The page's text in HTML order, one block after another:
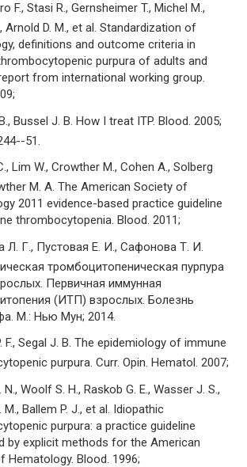
F., Stasi R., Gernsheimer T., Michel M.,
Arnold D. M., et al. Standardization of
definitions and outcome criteria in
purpura of adults and
from international working group.
Bussel J. B. How I treat ITP. Blood. 2005;
51.
Lim W., Crowther M., Cohen A., Solberg
M. A. The American Society of
2011 evidence-based practice guideline
thrombocytopenia. Blood. 2011;
Л. Г., Пустовая Е. И., Сафонова Т. И.
тромбоцитопеническая пурпура
Первичная иммунная
(ИТП) взрослых. Болезнь
М.: Нью Мун; 2014.
F., Segal J. B. The epidemiology of immune
purpura. Curr. Opin. Hematol. 2007;
Woolf S. H., Raskob G. E., Wasser J. S.,
Ballem P. J., et al. Idiopathic
purpura: a practice guideline
by explicit methods for the American
Hematology. Blood. 1996;